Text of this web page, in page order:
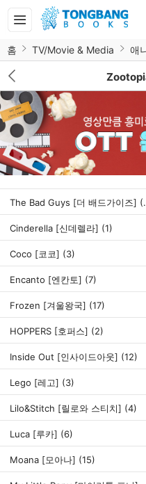
홈 TV/Movie & Media 애
The Bad Guys [더 배드가이즈] (32)
Cinderella [신데렐라] (1)
Coco [코코] (3)
Encanto [엔칸토] (7)
Frozen [겨울왕국] (17)
HOPPERS [호퍼스] (2)
Inside Out [인사이드아웃] (12)
Lego [레고] (3)
Lilo&Stitch [릴로와 스티치] (4)
Luca [루카] (6)
Moana [모아나] (15)